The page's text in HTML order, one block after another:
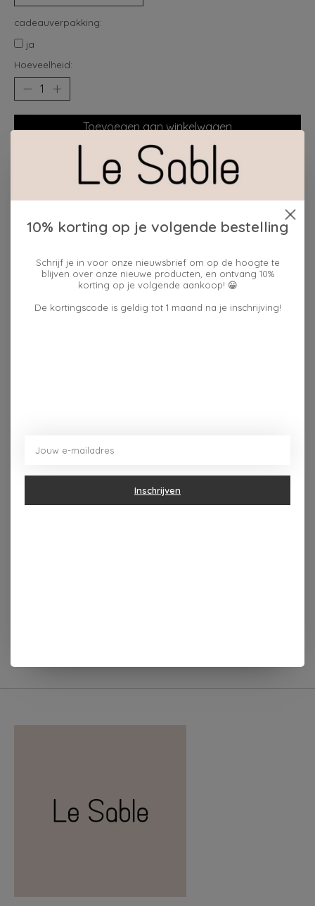
cadeauverpakking:
ja
Hoeveelheid:
Toevoegen aan winkelwagen
Plaats bestelling
Toevoegen om te vergelijken
Afmetingen: 50x70cm
Materiaal: 100% katoen
10% korting op je volgende bestelling
Schrijf je in voor onze nieuwsbrief om op de hoogte te
blijven over onze nieuwe producten, en ontvang 10%
korting op je volgende aankoop! 😀
De kortingscode is geldig tot 1 maand na je inschrijving!
Inschrijven